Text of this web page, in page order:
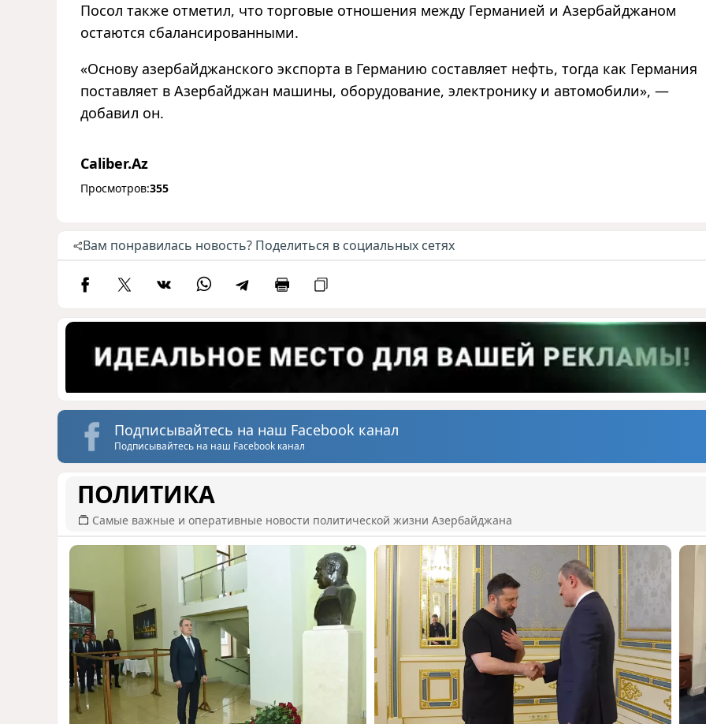
Посол также отметил, что торговые отношения между Германией и Азербайджаном
остаются сбалансированными.
«Основу азербайджанского экспорта в Германию составляет нефть, тогда как Германия
поставляет в Азербайджан машины, оборудование, электронику и автомобили», —
добавил он.
Caliber.Az
Просмотров:355
Вам понравилась новость? Поделиться в социальных сетях
Подписывайтесь на наш Facebook канал
Подписывайтесь на наш Facebook канал
ПОЛИТИКА
Самые важные и оперативные новости политической жизни Азербайджана